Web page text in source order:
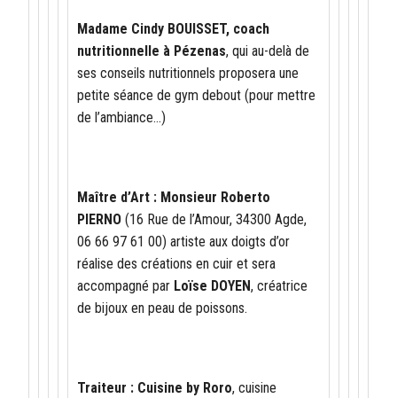
Madame Cindy BOUISSET, coach
nutritionnelle à Pézenas, qui au-delà de
ses conseils nutritionnels proposera une
petite séance de gym debout (pour mettre
de l’ambiance…)
Maître d’Art : Monsieur Roberto
PIERNO (16 Rue de l’Amour, 34300 Agde,
06 66 97 61 00) artiste aux doigts d’or
réalise des créations en cuir et sera
accompagné par Loïse DOYEN, créatrice
de bijoux en peau de poissons.
Traiteur : Cuisine by Roro, cuisine